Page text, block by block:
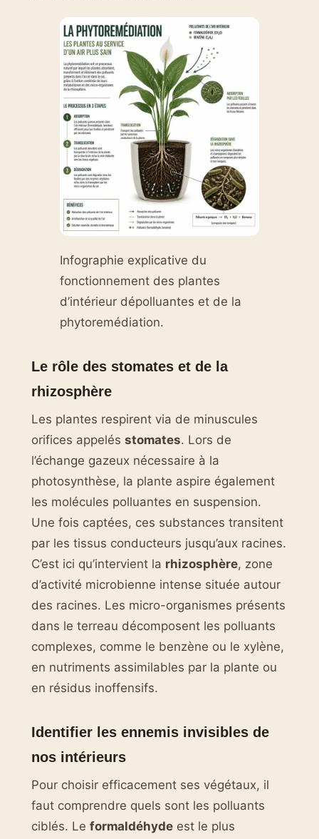
Infographie explicative du
fonctionnement des plantes
d’intérieur dépolluantes et de la
phytoremédiation.
Le rôle des stomates et de la
rhizosphère
Les plantes respirent via de minuscules
orifices appelés stomates. Lors de
l’échange gazeux nécessaire à la
photosynthèse, la plante aspire également
les molécules polluantes en suspension.
Une fois captées, ces substances transitent
par les tissus conducteurs jusqu’aux racines.
C’est ici qu’intervient la rhizosphère, zone
d’activité microbienne intense située autour
des racines. Les micro-organismes présents
dans le terreau décomposent les polluants
complexes, comme le benzène ou le xylène,
en nutriments assimilables par la plante ou
en résidus inoffensifs.
Identifier les ennemis invisibles de
nos intérieurs
Pour choisir efficacement ses végétaux, il
faut comprendre quels sont les polluants
ciblés. Le formaldéhyde est le plus